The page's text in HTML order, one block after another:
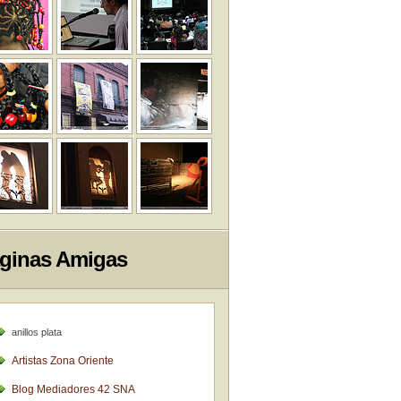
Amigas
anillos plata
Artistas Zona Oriente
Blog Mediadores 42 SNA